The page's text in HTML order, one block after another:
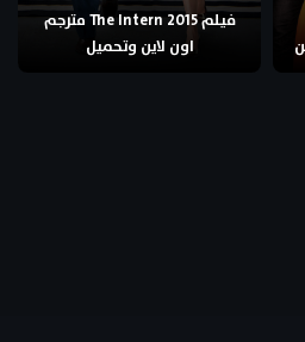
فيلم The Intern 2015 مترجم
اون لاين وتحميل